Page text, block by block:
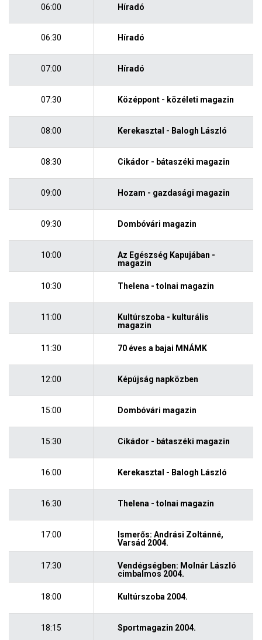
06:00 Híradó
06:30 Híradó
07:00 Híradó
07:30 Középpont - közéleti magazin
08:00 Kerekasztal - Balogh László
08:30 Cikádor - bátaszéki magazin
09:00 Hozam - gazdasági magazin
09:30 Dombóvári magazin
10:00
Az Egészség Kapujában -
magazin
10:30 Thelena - tolnai magazin
11:00
Kultúrszoba - kulturális
magazin
11:30 70 éves a bajai MNÁMK
12:00 Képújság napközben
15:00 Dombóvári magazin
15:30 Cikádor - bátaszéki magazin
16:00 Kerekasztal - Balogh László
16:30 Thelena - tolnai magazin
17:00
Ismerős: Andrási Zoltánné,
Varsád 2004.
17:30
Vendégségben: Molnár László
cimbalmos 2004.
18:00 Kultúrszoba 2004.
18:15 Sportmagazin 2004.